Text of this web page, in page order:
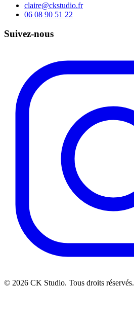
claire@ckstudio.fr
06 08 90 51 22
Suivez-nous
© 2026 CK Studio. Tous droits réservés.